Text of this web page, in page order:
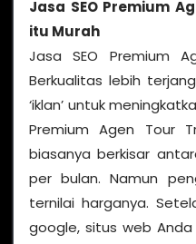
Jasa SEO Premium
itu Murah
Jasa SEO Premium
Berkualitas lebih
‘iklan’ untuk
Premium Agen Tour
biasanya berkisar
per bulan. Namun
ternilai harganya.
google, situs web